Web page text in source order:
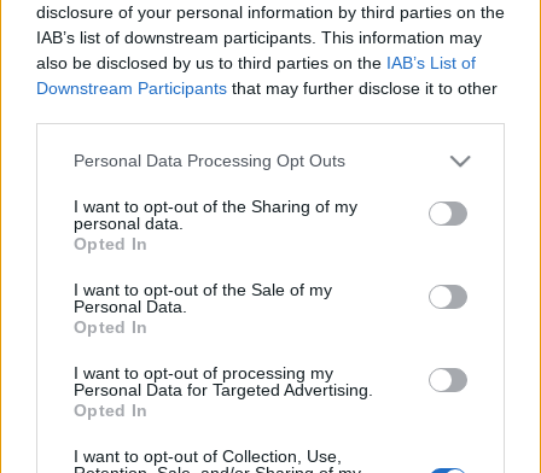
disclosure of your personal information by third parties on the
IAB’s list of downstream participants. This information may
also be disclosed by us to third parties on the IAB’s List of
Downstream Participants that may further disclose it to other
Please note that this website/app uses one or more Google
not limited to your visit or usage behaviour. You may click to
grant or deny consent to Google and its third-party tags to
use your data for below specified purposes in below Google
consent section.
Personal Data Processing Opt Outs
I want to opt-out of the Sharing of my
personal data.
Opted In
I want to opt-out of the Sale of my
Personal Data.
Opted In
I want to opt-out of processing my
Personal Data for Targeted Advertising.
Opted In
I want to opt-out of Collection, Use,
Kompletný zoznam dostupných kanálov:
Predná strana RSS Feed
Bludiská
Bludiská / Generátory bludísk
Hranie
Hranie / Elden Ring
Kalkulačky
Kalkulačky / Funkcie Hash
Technické príručky
Technické príručky / GNU/Linux
Technické príručky / NGINX
Technické príručky / Windows
Varenie piva
Varenie piva / Adjunkty
Varenie piva / Chmeľ